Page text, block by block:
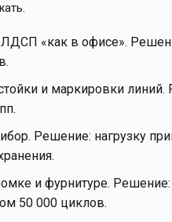
«как в офисе».
и маркировки
Решение: нагрузку
и фурнитуре.
50 000 циклов.